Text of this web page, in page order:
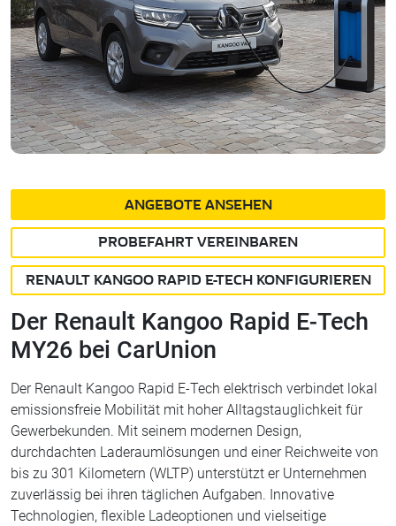
ANGEBOTE ANSEHEN
PROBEFAHRT VEREINBAREN
RENAULT KANGOO RAPID E-TECH KONFIGURIEREN
Der Renault Kangoo Rapid E-Tech
MY26 bei CarUnion
Der Renault Kangoo Rapid E-Tech elektrisch verbindet lokal
emissionsfreie Mobilität mit hoher Alltagstauglichkeit für
Gewerbekunden. Mit seinem modernen Design,
durchdachten Laderaumlösungen und einer Reichweite von
bis zu 301 Kilometern (WLTP) unterstützt er Unternehmen
zuverlässig bei ihren täglichen Aufgaben. Innovative
Technologien, flexible Ladeoptionen und vielseitige